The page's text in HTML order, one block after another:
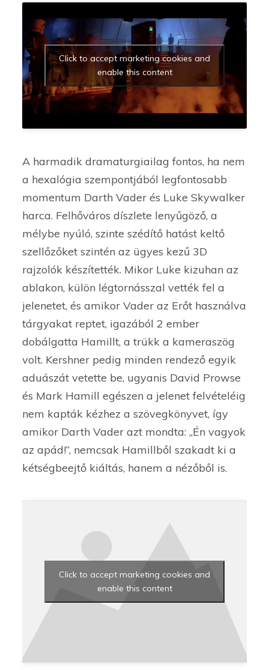
Click to accept marketing cookies and
enable this content
A harmadik dramaturgiailag fontos, ha nem
a hexalógia szempontjából legfontosabb
momentum Darth Vader és Luke Skywalker
harca. Felhőváros díszlete lenyűgöző, a
mélybe nyúló, szinte szédítő hatást keltő
szellőzőket szintén az ügyes kezű 3D
rajzolók készítették. Mikor Luke kizuhan az
ablakon, külön légtornásszal vették fel a
jelenetet, és amikor Vader az Erőt használva
tárgyakat reptet, igazából 2 ember
dobálgatta Hamillt, a trükk a kameraszög
volt. Kershner pedig minden rendező egyik
aduászát vetette be, ugyanis David Prowse
és Mark Hamill egészen a jelenet felvételéig
nem kapták kézhez a szövegkönyvet, így
amikor Darth Vader azt mondta: ,,Én vagyok
az apád!”, nemcsak Hamillből szakadt ki a
kétségbeejtő kiáltás, hanem a nézőből is.
Click to accept marketing cookies and
enable this content